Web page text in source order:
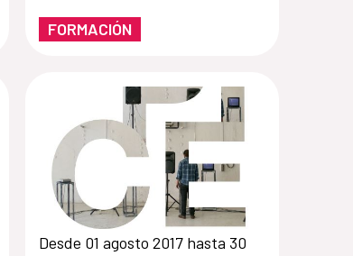
FORMACIÓN
Desde 01 agosto 2017 hasta 30